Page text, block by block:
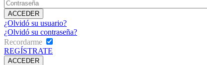
¿Olvidó su usuario?
¿Olvidó su contraseña?
Recordarme
REGÍSTRATE